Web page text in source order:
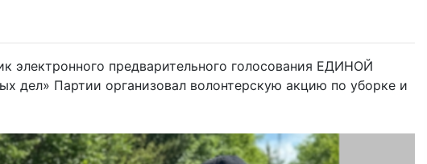
электронного предварительного голосования ЕДИНОЙ
Партии организовал волонтерскую акцию по уборке и